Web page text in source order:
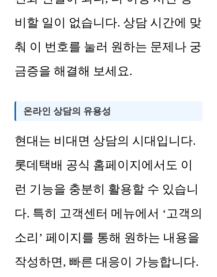
비할 일이 없습니다. 상담 시간에 맞
춰 이 번호를 눌러 원하는 문제나 궁
금증을 해결해 보세요.
온라인 상담의 유용성
현대는 비대면 상담의 시대입니다.
롯데택배 공식 홈페이지에서도 이
런 기능을 충분히 활용할 수 있습니
다. 특히 고객센터 메뉴에서 ‘고객의
소리’ 페이지를 통해 원하는 내용을
작성하면, 빠른 대응이 가능합니다.